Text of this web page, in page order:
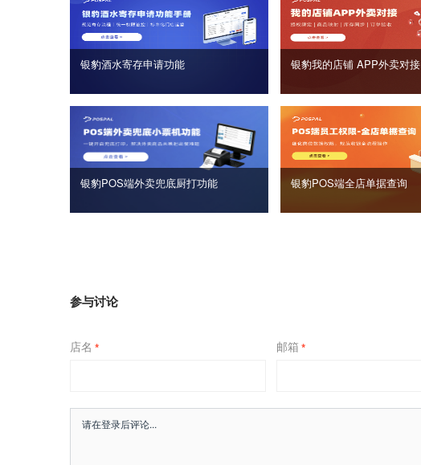
银豹酒水寄存申请功能 银豹我的店铺 APP外卖对接
银豹POS端外卖兜底厨打功能 银豹POS端全店单据查询
参与讨论
店名 * 邮箱 *